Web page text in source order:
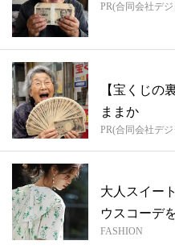
PR(合同会社デ
【宝くじの
ままか
PR(合同会社デ
大人スイー
ウスコーデ
FASHION